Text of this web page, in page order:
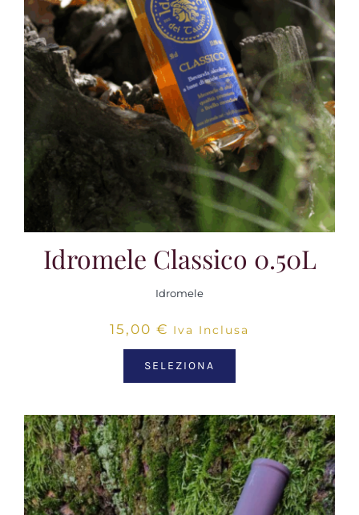
Idromele Classico 0.50L
Idromele
15,00 € Iva Inclusa
SELEZIONA